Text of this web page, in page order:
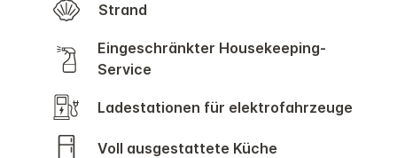
Strand
Eingeschränkter Housekeeping-
Service
Ladestationen für elektrofahrzeuge
Voll ausgestattete Küche